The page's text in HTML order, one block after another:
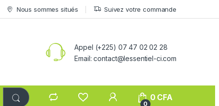
Nous sommes situés Suivez votre commande
Appel (+225) 07 47 02 02 28
Email: contact@lessentiel-ci.com
0
0 CFA